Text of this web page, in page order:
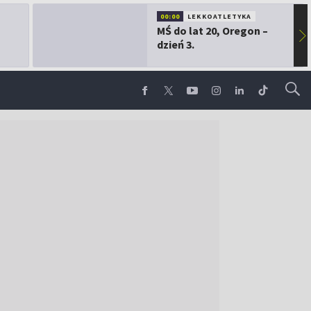
00:00 LEKKOATLETYKA
MŚ do lat 20, Oregon –
dzień 3.
▶